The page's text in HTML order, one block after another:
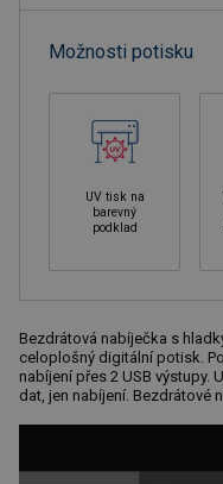
Možnosti potisku
UV tisk na
barevný
podklad
Bezdrátová nabíječka s
celoplošný digitální potisk.
nabíjení přes 2 USB výstupy.
dat, jen nabíjení. Bezdrátové